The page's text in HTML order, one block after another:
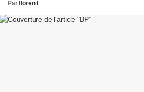
Par florend